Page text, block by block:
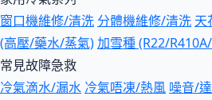
窗口機維修/清洗 分體機維修/清洗 天
(高壓/藥水/蒸氣)加雪種 (R22/
常見故障急救
冷氣滴水/漏水 冷氣唔凍/熱風 噪音/